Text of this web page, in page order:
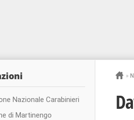
»
Nazionale Carabinieri
di Martinengo